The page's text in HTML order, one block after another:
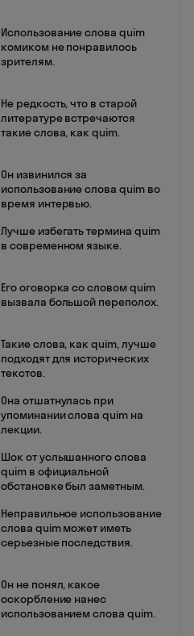
Использование слова quim
комиком не понравилось
зрителям.
Не редкость, что в старой
литературе встречаются
такие слова, как quim.
Он извинился за
использование слова quim во
время интервью.
Лучше избегать термина quim
в современном языке.
Его оговорка со словом quim
вызвала большой переполох.
Такие слова, как quim, лучше
подходят для исторических
текстов.
Она отшатнулась при
упоминании слова quim на
лекции.
Шок от услышанного слова
quim в официальной
обстановке был заметным.
Неправильное использование
слова quim может иметь
серьезные последствия.
Он не понял, какое
оскорбление нанес
использованием слова quim.